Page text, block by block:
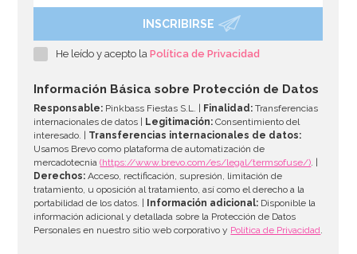
Molde Dora la Exploradora
AÑADIR
INSCRIBIRSE
He leído y acepto laPolítica de Privacidad
Información Básica sobre Protección de Datos
Responsable: Pinkbass Fiestas S.L. | Finalidad: Transferencias
internacionales de datos |
Legitimación: Consentimiento del
interesado. | Transferencias internacionales de datos:
Usamos Brevo como plataforma de automatización de
mercadotecnia(https://www.brevo.com/es/legal/termsofuse/). |
Derechos: Acceso, rectificación, supresión, limitación de
tratamiento, u oposición al tratamiento, así como el derecho a la
portabilidad de los datos. |
Información adicional: Disponible la
información adicional y detallada sobre la Protección de Datos
Personales en nuestro sitio web corporativo y Política de Privacidad.